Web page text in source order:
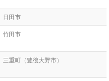
日田市
竹田市
三重町（豊後大野市）